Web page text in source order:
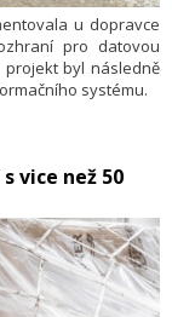
u dopravce
pro datovou
byl následně
systému.
vice než 50